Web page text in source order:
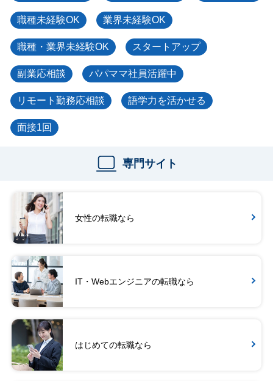
職種未経験OK 業界未経験OK
職種・業界未経験OK スタートアップ
副業応相談 パパママ社員活躍中
リモート勤務応相談 語学力を活かせる
面接1回
専門サイト
女性の転職なら
IT・Webエンジニアの転職なら
はじめての転職なら